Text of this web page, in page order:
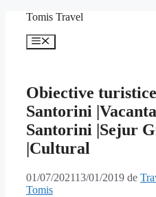
conținut
Tomis Travel
Meniu
Obiective turistice
Santorini |Vacanta
Santorini |Sejur
|Cultural
01/07/202113/01/2019 de
Tomis